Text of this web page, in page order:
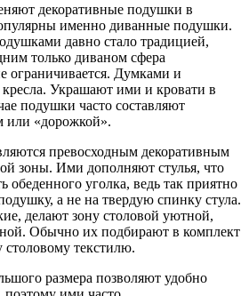
декоративные подушки в
именно диванные подушки.
давно стало традицией,
только диваном сфера
ограничивается. Думками и
Украшают ими и кровати в
подушки часто составляют
или «дорожкой».
превосходным декоративным
зоны. Ими дополняют стулья, что
обеденного уголка, ведь так приятно
а не на твердую спинку стула.
делают зону столовой уютной,
Обычно их подбирают в комплект
столовому текстилю.
размера позволяют удобно